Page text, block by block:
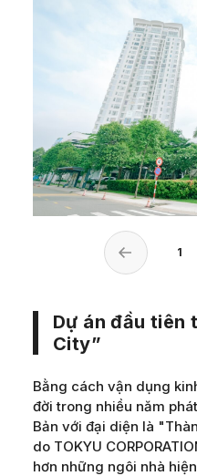
1
Dự án đầu tiên
City”
Bằng cách vận dụng
đời trong nhiều năm
Bản với đại diện là
do TOKYU
hơn những ngôi nhà